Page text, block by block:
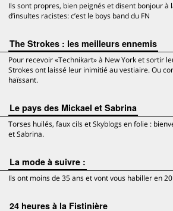
Ils sont propres, bien peignés et disent bonjour à
d’insultes racistes: c’est le boys band du FN
The Strokes : les meilleurs ennemis
Pour recevoir «Technikart» à New York et sortir
Strokes ont laissé leur inimitié au vestiaire. Ou
haïssant.
Le pays des Mickael et Sabrina
Torses huilés, faux cils et Skyblogs en folie :
et Sabrina.
La mode à suivre :
Ils ont moins de 35 ans et vont vous habiller en
24 heures à la Fistinière